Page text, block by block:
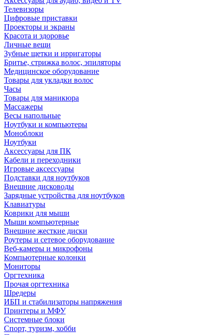
Телевизоры
Цифровые приставки
Проекторы и экраны
Красота и здоровье
Личные вещи
Зубные щетки и ирригаторы
Бритье, стрижка волос, эпиляторы
Медицинское оборудование
Товары для укладки волос
Часы
Товары для маникюра
Массажеры
Весы напольные
Ноутбуки и компьютеры
Моноблоки
Ноутбуки
Аксессуары для ПК
Кабели и переходники
Игровые аксессуары
Подставки для ноутбуков
Внешние дисководы
Зарядные устройства для ноутбуков
Клавиатуры
Коврики для мыши
Мыши компьютерные
Внешние жесткие диски
Роутеры и сетевое оборудование
Веб-камеры и микрофоны
Компьютерные колонки
Мониторы
Оргтехника
Прочая оргтехника
Шредеры
ИБП и стабилизаторы напряжения
Принтеры и МФУ
Системные блоки
Спорт, туризм, хобби